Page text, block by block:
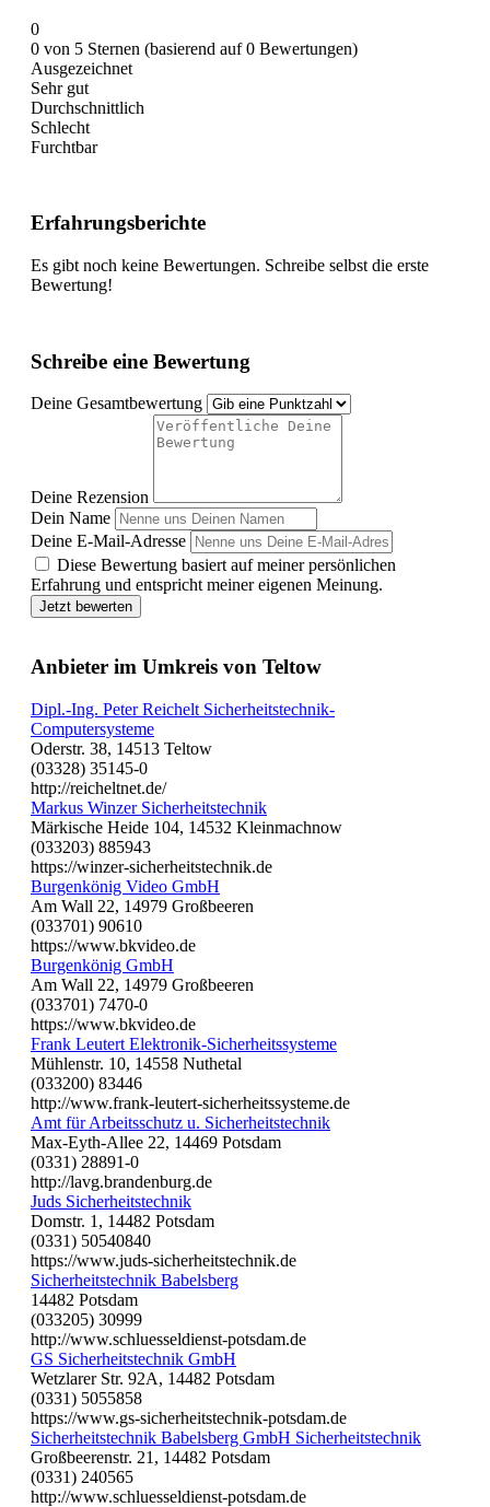
0
0 von 5 Sternen (basierend auf 0 Bewertungen)
Ausgezeichnet
Sehr gut
Durchschnittlich
Schlecht
Furchtbar
Erfahrungsberichte
Es gibt noch keine Bewertungen. Schreibe selbst die erste
Bewertung!
Schreibe eine Bewertung
Deine Gesamtbewertung
Deine Rezension
Dein Name
Deine E-Mail-Adresse
Diese Bewertung basiert auf meiner persönlichen
Erfahrung und entspricht meiner eigenen Meinung.
Jetzt bewerten
Anbieter im Umkreis von Teltow
Dipl.-Ing. Peter Reichelt Sicherheitstechnik-
Computersysteme
Oderstr. 38, 14513 Teltow
(03328) 35145-0
http://reicheltnet.de/
Markus Winzer Sicherheitstechnik
Märkische Heide 104, 14532 Kleinmachnow
(033203) 885943
https://winzer-sicherheitstechnik.de
Burgenkönig Video GmbH
Am Wall 22, 14979 Großbeeren
(033701) 90610
https://www.bkvideo.de
Burgenkönig GmbH
Am Wall 22, 14979 Großbeeren
(033701) 7470-0
https://www.bkvideo.de
Frank Leutert Elektronik-Sicherheitssysteme
Mühlenstr. 10, 14558 Nuthetal
(033200) 83446
http://www.frank-leutert-sicherheitssysteme.de
Amt für Arbeitsschutz u. Sicherheitstechnik
Max-Eyth-Allee 22, 14469 Potsdam
(0331) 28891-0
http://lavg.brandenburg.de
Juds Sicherheitstechnik
Domstr. 1, 14482 Potsdam
(0331) 50540840
https://www.juds-sicherheitstechnik.de
Sicherheitstechnik Babelsberg
14482 Potsdam
(033205) 30999
http://www.schluesseldienst-potsdam.de
GS Sicherheitstechnik GmbH
Wetzlarer Str. 92A, 14482 Potsdam
(0331) 5055858
https://www.gs-sicherheitstechnik-potsdam.de
Sicherheitstechnik Babelsberg GmbH Sicherheitstechnik
Großbeerenstr. 21, 14482 Potsdam
(0331) 240565
http://www.schluesseldienst-potsdam.de